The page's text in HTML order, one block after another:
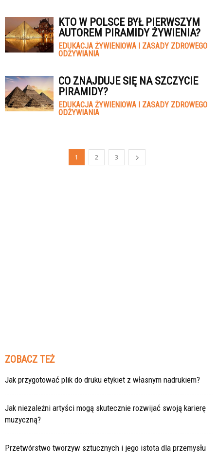
KTO W POLSCE BYŁ PIERWSZYM
AUTOREM PIRAMIDY ŻYWIENIA?
EDUKACJA ŻYWIENIOWA I ZASADY ZDROWEGO
ODŻYWIANIA
CO ZNAJDUJE SIĘ NA SZCZYCIE
PIRAMIDY?
EDUKACJA ŻYWIENIOWA I ZASADY ZDROWEGO
ODŻYWIANIA
1 2 3
ZOBACZ TEŻ
Jak przygotować plik do druku etykiet z własnym nadrukiem?
Jak niezależni artyści mogą skutecznie rozwijać swoją karierę
muzyczną?
Przetwórstwo tworzyw sztucznych i jego istota dla przemysłu